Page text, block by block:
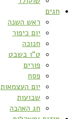
חגים
ראש השנה
יום כיפור
חנוכה
ט”ו בשבט
פורים
פסח
יום העצמאות
שבועות
חג האהבה